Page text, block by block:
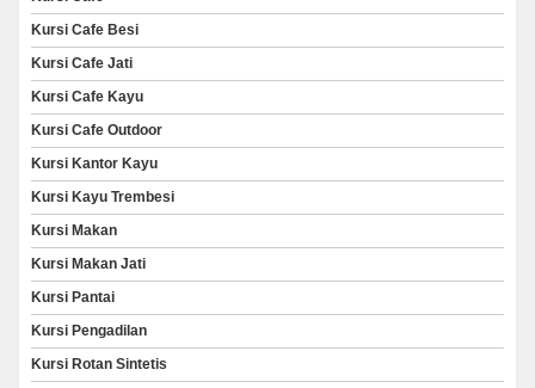
Kursi Cafe Besi
Kursi Cafe Jati
Kursi Cafe Kayu
Kursi Cafe Outdoor
Kursi Kantor Kayu
Kursi Kayu Trembesi
Kursi Makan
Kursi Makan Jati
Kursi Pantai
Kursi Pengadilan
Kursi Rotan Sintetis